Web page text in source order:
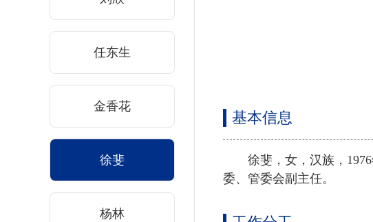
任东生
金香花
徐斐
杨林
基本信息
徐斐，女，汉族，
委、管委会副主任。